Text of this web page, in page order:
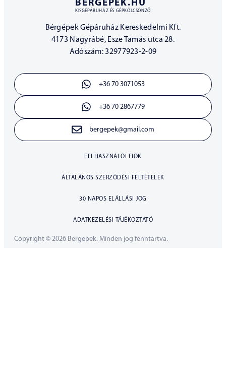
BERGEPEK.HU
KISGÉPÁRUHÁZ ÉS GÉPKÖLCSÖNZŐ
Bérgépek Gépáruház Kereskedelmi Kft.
4173 Nagyrábé, Esze Tamás utca 28.
Adószám: 32977923-2-09
+36 70 3071053
+36 70 2867779
bergepek@gmail.com
FELHASZNÁLÓI FIÓK
ÁLTALÁNOS SZERZŐDÉSI FELTÉTELEK
30 NAPOS ELÁLLÁSI JOG
ADATKEZELÉSI TÁJÉKOZTATÓ
Copyright © 2026 Bergepek. Minden jog fenntartva.